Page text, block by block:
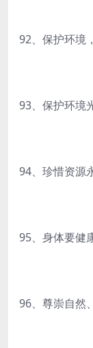
92、保护环境
93、保护环境
94、珍惜资源
95、身体要健
96、尊崇自然